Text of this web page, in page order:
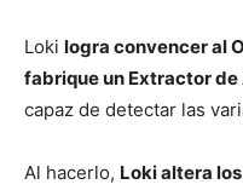
Loki logra convencer al
fabrique un Extractor de
capaz de detectar las
Al hacerlo, Loki altera